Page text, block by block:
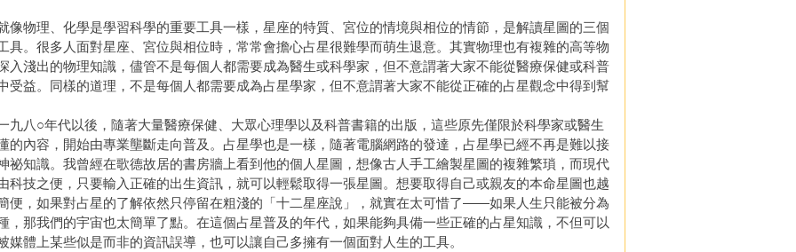
物理、化學是學習科學的重要工具一樣，星座的特質、宮位的情境與相位的情節，是解讀星圖的三個
具。很多人面對星座、宮位與相位時，常常會擔心占星很難學而萌生退意。其實物理也有複雜的高等物
入淺出的物理知識，儘管不是每個人都需要成為醫生或科學家，但不意謂著大家不能從醫療保健或科普
受益。同樣的道理，不是每個人都需要成為占星學家，但不意謂著大家不能從正確的占星觀念中得到幫
八○年代以後，隨著大量醫療保健、大眾心理學以及科普書籍的出版，這些原先僅限於科學家或醫生
的內容，開始由專業壟斷走向普及。占星學也是一樣，隨著電腦網路的發達，占星學已經不再是難以接
祕知識。我曾經在歌德故居的書房牆上看到他的個人星圖，想像古人手工繪製星圖的複雜繁瑣，而現代
科技之便，只要輸入正確的出生資訊，就可以輕鬆取得一張星圖。想要取得自己或親友的本命星圖也越
便，如果對占星的了解依然只停留在粗淺的「十二星座說」，就實在太可惜了——如果人生只能被分為
，那我們的宇宙也太簡單了點。在這個占星普及的年代，如果能夠具備一些正確的占星知識，不但可以
媒體上某些似是而非的資訊誤導，也可以讓自己多擁有一個面對人生的工具。